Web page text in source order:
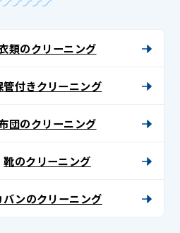
類のクリーニング
管付きクリーニング
団のクリーニング
靴のクリーニング
バンのクリーニング